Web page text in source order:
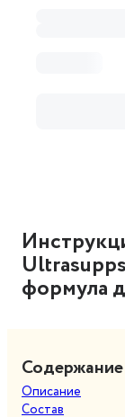
формула
Содержание
Описание
Состав